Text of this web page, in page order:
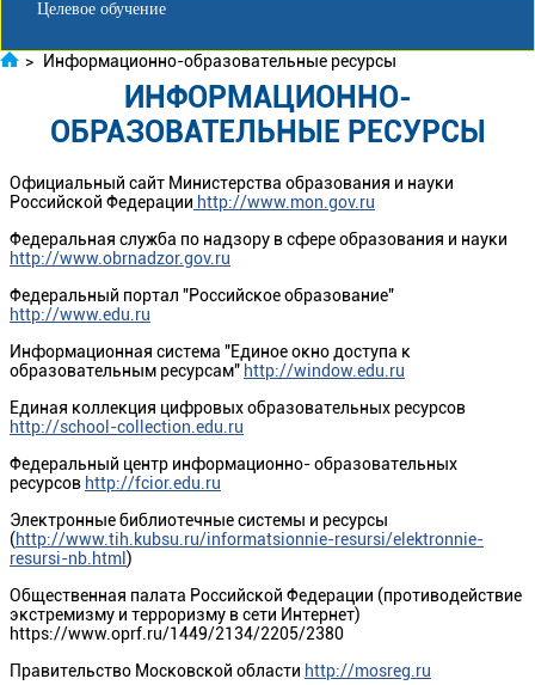
Целевое обучение
> Информационно-образовательные ресурсы
ИНФОРМАЦИОННО-
ОБРАЗОВАТЕЛЬНЫЕ РЕСУРСЫ
Официальный сайт Министерства образования и науки
Российской Федерации http://www.mon.gov.ru
Федеральная служба по надзору в сфере образования и науки
http://www.obrnadzor.gov.ru
Федеральный портал "Российское образование"
http://www.edu.ru
Информационная система "Единое окно доступа к
образовательным ресурсам" http://window.edu.ru
Единая коллекция цифровых образовательных ресурсов
http://school-collection.edu.ru
Федеральный центр информационно- образовательных
ресурсов http://fcior.edu.ru
Электронные библиотечные системы и ресурсы
(http://www.tih.kubsu.ru/informatsionnie-resursi/elektronnie-
resursi-nb.html )
Общественная палата Российской Федерации (противодействие
экстремизму и терроризму в сети Интернет)
https://www.oprf.ru/1449/2134/2205/2380
Правительство Московской области http://mosreg.ru